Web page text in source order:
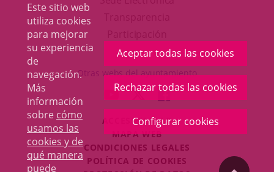
Este sitio web
utiliza cookies
para mejorar
su experiencia
de
navegación.
Más
información
sobre cómo
usamos las
cookies y de
qué manera
puede
Aceptar todas las cookies
Rechazar todas las cookies
Configurar cookies
en
una
ventana
nueva.
aplicación
externa.
Otras webs del ayuntamiento
ENLACE
A
UNA
APLICACIÓN
EXTERNA.
ENLACE
A
UNA
APLICACIÓN
EXTERNA.
ENLACE
A
UNA
EXTERNA.
ACCESIBILIDAD
MAPA WEB
CONDICIONES LEGALES
POLÍTICA DE COOKIES